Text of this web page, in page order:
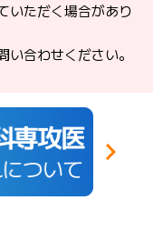
いただく場合があり
合わせください。